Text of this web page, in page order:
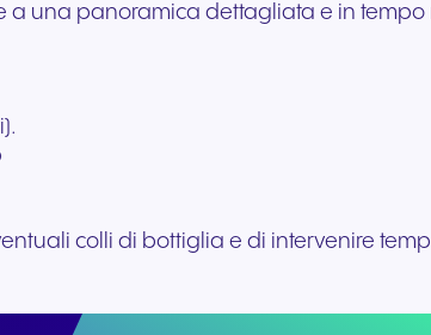
una panoramica dettagliata e in tempo
colli di bottiglia e di intervenire